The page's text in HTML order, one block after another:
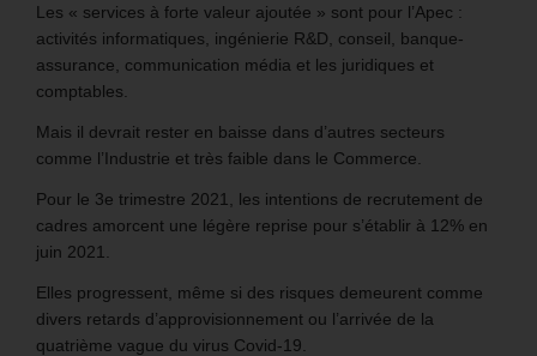
Les « services à forte valeur ajoutée » sont pour l’Apec :
activités informatiques, ingénierie R&D, conseil, banque-
assurance, communication média et les juridiques et
comptables.
Mais il devrait rester en baisse dans d’autres secteurs
comme l’Industrie et très faible dans le Commerce.
Pour le 3e trimestre 2021, les intentions de recrutement de
cadres amorcent une légère reprise pour s’établir à 12% en
juin 2021.
Elles progressent, même si des risques demeurent comme
divers retards d’approvisionnement ou l’arrivée de la
quatrième vague du virus Covid-19.